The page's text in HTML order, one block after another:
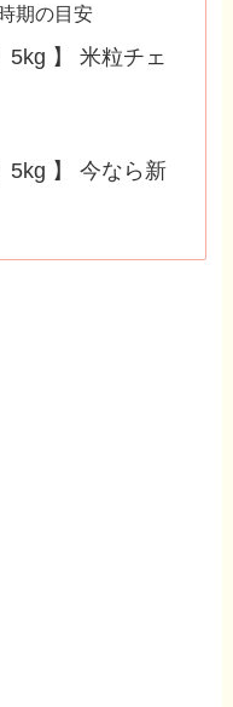
期の目安
5kg 】 米粒チェ
5kg 】 今なら新